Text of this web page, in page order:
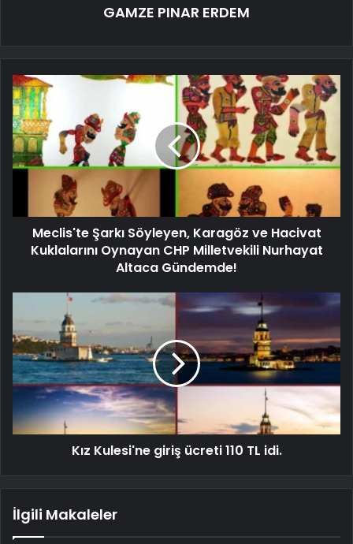
GAMZE PINAR ERDEM
Meclis'te Şarkı Söyleyen, Karagöz ve Hacivat
Kuklalarını Oynayan CHP Milletvekili Nurhayat
Altaca Gündemde!
Kız Kulesi'ne giriş ücreti 110 TL idi.
İlgili Makaleler